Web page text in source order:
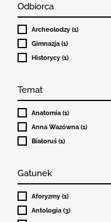
Odbiorca
Archeolodzy (1)
Gimnazja (1)
Historycy (1)
Temat
Anatomia (1)
Anna Wazówna (1)
Białoruś (1)
Gatunek
Aforyzmy (1)
Antologia (3)